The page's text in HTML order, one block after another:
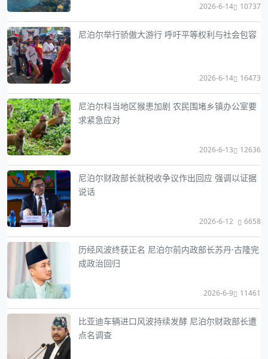
2026-6-14 10737
尼泊尔举行骄傲大游行 呼吁平等权利与社会包容
2026-6-14 16473
尼泊尔科当地区猴患加剧 农民围堵乡镇办公室要
求紧急应对
2026-6-13 12636
尼泊尔财政部长就税收争议作出回应 强调以证据
说话
2026-6-12 6658
历经风波终获正名 尼泊尔前内政部长苏丹·古隆完
成政治回归
2026-6-9 11461
比亚迪车辆进口风波持续发酵 尼泊尔财政部长遭
点名调查